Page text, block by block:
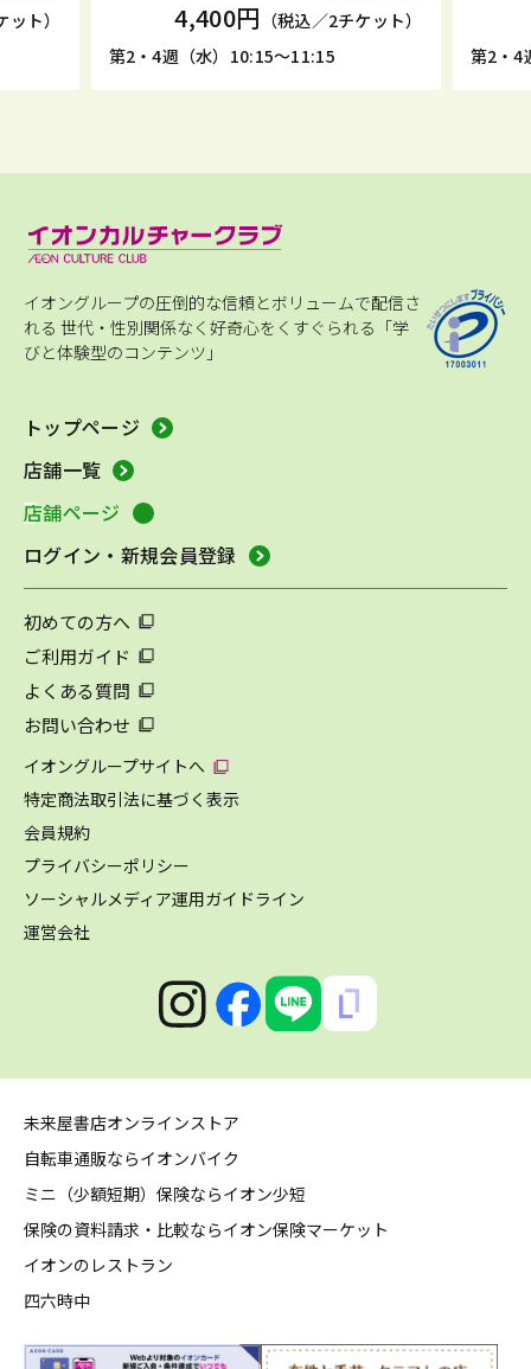
ト）
4,400円 （税込／2チケット）
第2・4週（水）10:15～11:15
第2・4
イオングループの圧倒的な信頼とボリュームで配信さ
れる 世代・性別関係なく好奇心をくすぐられる「学
びと体験型のコンテンツ」
トップページ
店舗一覧
店舗ページ
ログイン・新規会員登録
初めての方へ
ご利用ガイド
よくある質問
お問い合わせ
イオングループサイトへ
特定商法取引法に基づく表示
会員規約
プライバシーポリシー
ソーシャルメディア運用ガイドライン
運営会社
未来屋書店オンラインストア
自転車通販ならイオンバイク
ミニ（少額短期）保険ならイオン少短
保険の資料請求・比較ならイオン保険マーケット
イオンのレストラン
四六時中